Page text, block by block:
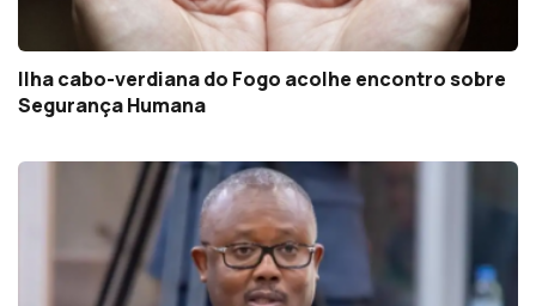
Ilha cabo-verdiana do Fogo acolhe encontro sobre
Segurança Humana